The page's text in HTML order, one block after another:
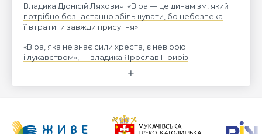
Владика Діонісій Ляхович: «Віра — це динамізм, який
потрібно безнастанно збільшувати, бо небезпека
її втратити завжди присутня»
«Віра, яка не знає сили хреста, є невірою
і лукавством», — владика Ярослав Приріз